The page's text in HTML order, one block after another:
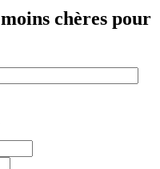
chères pour